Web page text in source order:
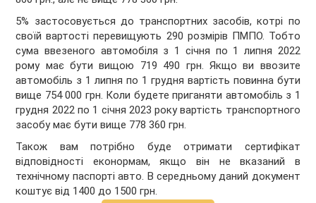
5% застосовується до транспортних засобів, котрі по
своїй вартості перевищують 290 розмірів ПМПО. Тобто
сума ввезеного автомобіля з 1 січня по 1 липня 2022
рому має бути вищою 719 490 грн. Якщо ви ввозите
автомобіль з 1 липня по 1 грудня вартість повинна бути
вище 754 000 грн. Коли будете приганяти автомобіль з 1
грудня 2022 по 1 січня 2023 року вартість транспортного
засобу має бути вище 778 360 грн.
Також вам потрібно буде отримати сертифікат
відповідності еконормам, якщо він не вказаний в
технічному паспорті авто. В середньому даний документ
коштує від 1400 до 1500 грн.